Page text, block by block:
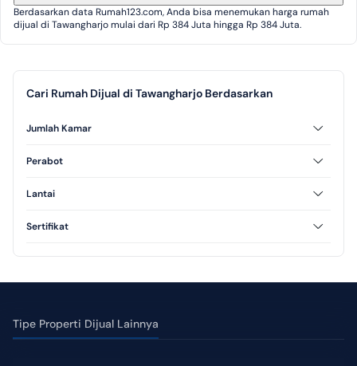
Berdasarkan data Rumah123.com, Anda bisa menemukan harga rumah
dijual di Tawangharjo mulai dari Rp 384 Juta hingga Rp 384 Juta.
Cari Rumah Dijual di Tawangharjo Berdasarkan
Jumlah Kamar
3 Kamar Tidur
Perabot
Unfurnished
Lantai
1 Lantai
Sertifikat
Tipe Properti Dijual Lainnya